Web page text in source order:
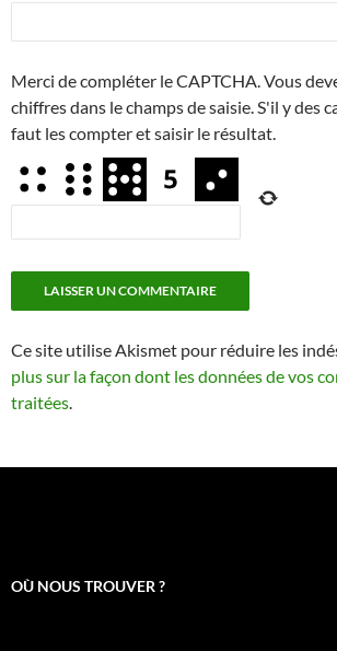
Merci de compléter le CAPTCHA. Vous
chiffres dans le champs de saisie. S'il y des
faut les compter et saisir le résultat.
Ce site utilise Akismet pour réduire les
plus sur la façon dont les données de vos
traitées
OÙ NOUS TROUVER ?